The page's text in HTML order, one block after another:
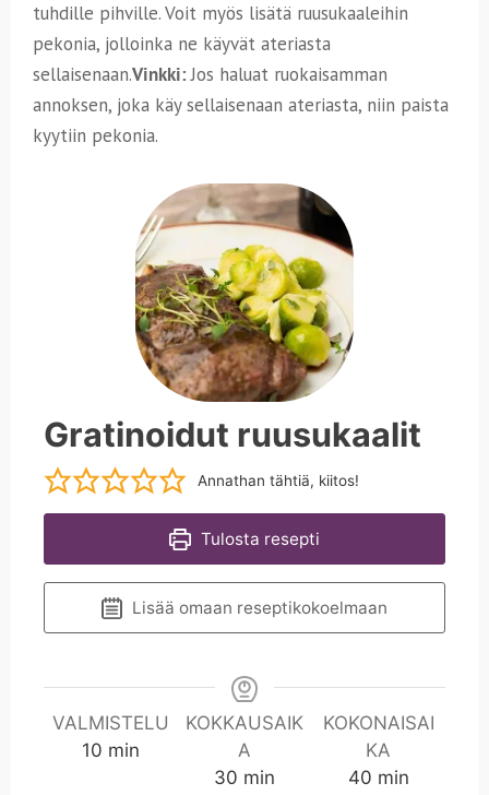
tuhdille pihville. Voit myös lisätä ruusukaaleihin
pekonia, jolloinka ne käyvät ateriasta
sellaisenaan.Vinkki:Jos haluat ruokaisamman
annoksen, joka käy sellaisenaan ateriasta, niin paista
kyytiin pekonia.
Gratinoidut ruusukaalit
Annathan tähtiä, kiitos!
Tulosta resepti
Lisää omaan reseptikokoelmaan
VALMISTELU
10mmin
KOKKAUSAIK
A
30 m
min
KOKONAISAI
KA
40mmin